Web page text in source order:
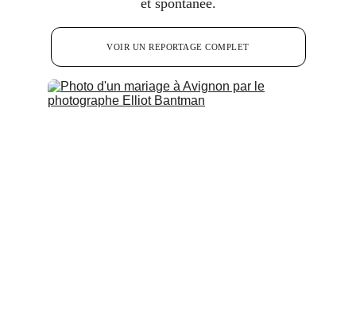
et spontanée.
VOIR UN REPORTAGE COMPLET